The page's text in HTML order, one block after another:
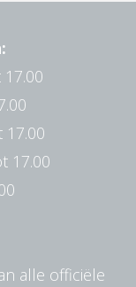
17.00
17.00
alle officiële